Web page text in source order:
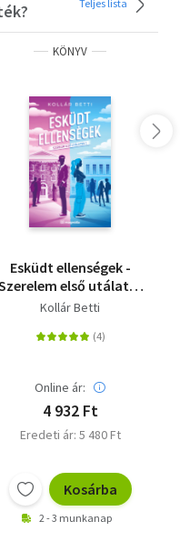
Teljes lista
KÖNYV
Esküdt ellenségek -
első utálatra
1. - (Különleges kiadás)
Kollár Betti
Online ár:
4 932 Ft
Eredeti ár: 5 480 Ft
Kosárba
2 - 3 munkanap